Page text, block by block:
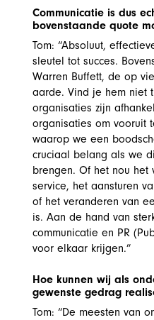
Communicatie is dus
bovenstaande quote
Tom: “Absoluut,
sleutel tot succes.
Warren Buffett, de op
aarde. Vind je hem niet
organisaties zijn
organisaties om vooruit
waarop we een
cruciaal belang als we
brengen. Of het nou
service, het aansturen
of het veranderen van
is. Aan de hand van
communicatie en PR
voor elkaar krijgen.”
Hoe kunnen wij als
gewenste gedrag
Tom: “De meesten van